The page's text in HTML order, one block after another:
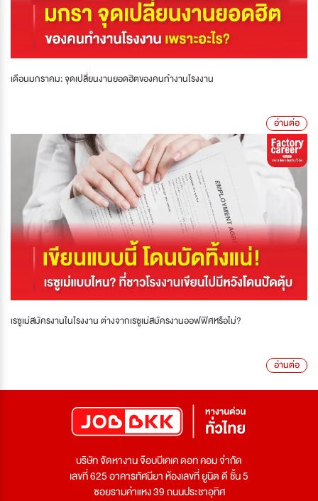
เดือนมกราคม: จุดเปลี่ยนงานยอดฮิตของคนทำงานโรงงาน
อ่านต่อ
เรซูเม่สมัครงานในโรงงาน ต่างจากเรซูเม่สมัครงานออฟฟิศหรือไม่?
อ่านต่อ
บริษัท จัดหางาน จ๊อบบีเคเค ดอท คอม จำกัด
เลขที่ 625 อาคารทัศนียา ห้องเลขที่ ยูนิต ดี ชั้น 5
ซอยรามคำแหง 39 ถนนประชาอุทิศ